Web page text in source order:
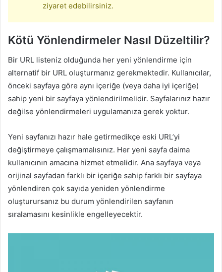
ziyaret edebilirsiniz.
Kötü Yönlendirmeler Nasıl Düzeltilir?
Bir URL listeniz olduğunda her yeni yönlendirme için
alternatif bir URL oluşturmanız gerekmektedir. Kullanıcılar,
önceki sayfaya göre aynı içeriğe (veya daha iyi içeriğe)
sahip yeni bir sayfaya yönlendirilmelidir. Sayfalarınız hazır
değilse yönlendirmeleri uygulamanıza gerek yoktur.
Yeni sayfanızı hazır hale getirmedikçe eski URL’yi
değiştirmeye çalışmamalısınız. Her yeni sayfa daima
kullanıcının amacına hizmet etmelidir. Ana sayfaya veya
orijinal sayfadan farklı bir içeriğe sahip farklı bir sayfaya
yönlendiren çok sayıda yeniden yönlendirme
oluşturursanız bu durum yönlendirilen sayfanın
sıralamasını kesinlikle engelleyecektir.